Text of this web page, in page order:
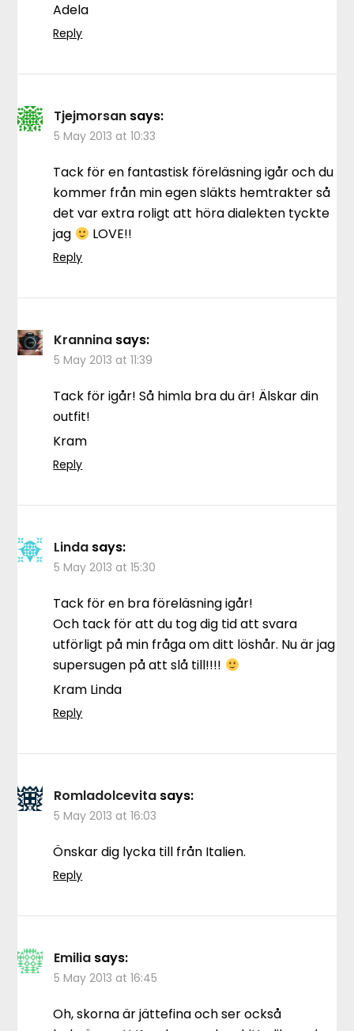
Adela
Reply
Tjejmorsan says:
5 May 2013 at 10:33
Tack för en fantastisk föreläsning igår och du
kommer från min egen släkts hemtrakter så
det var extra roligt att höra dialekten tyckte
jag
LOVE!!
Reply
Krannina says:
5 May 2013 at 11:39
Tack för igår! Så himla bra du är! Älskar din
outfit!
Kram
Reply
Linda says:
5 May 2013 at 15:30
Tack för en bra föreläsning igår!
Och tack för att du tog dig tid att svara
utförligt på min fråga om ditt löshår. Nu är jag
supersugen på att slå till!!!!
Kram Linda
Reply
Romladolcevita says:
5 May 2013 at 16:03
Önskar dig lycka till från Italien.
Reply
Emilia says:
5 May 2013 at 16:45
Oh, skorna är jättefina och ser också